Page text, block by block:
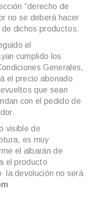
“derecho de
no se deberá hacer
dichos productos.
el
cumplido los
Generales,
el precio abonado
que sean
con el pedido de
visible de
es muy
el albarán de
el producto
la devolución no será